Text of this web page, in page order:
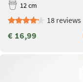
12 cm
18 reviews
€ 16,99